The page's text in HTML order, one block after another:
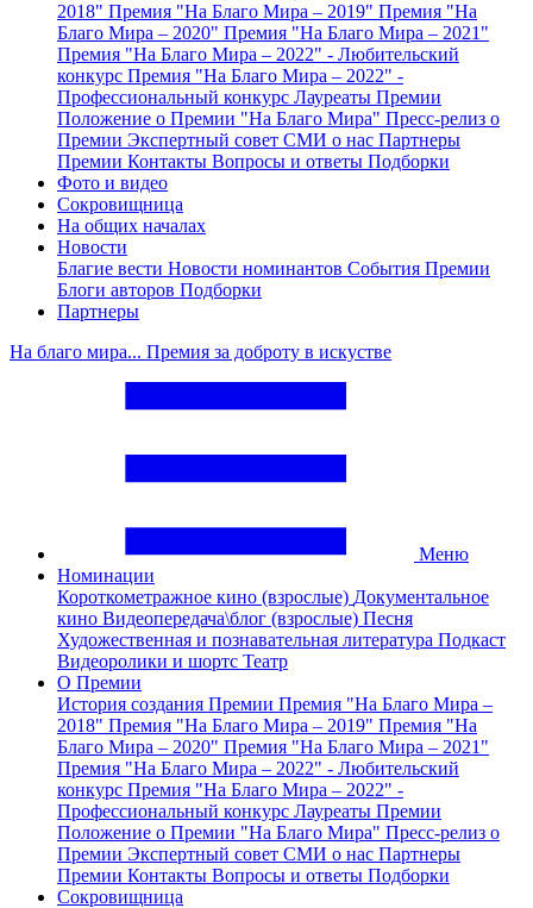
2018" Премия "На Благо Мира – 2019" Премия "На
Благо Мира – 2020" Премия "На Благо Мира – 2021"
Премия "На Благо Мира – 2022" - Любительский
конкурс Премия "На Благо Мира – 2022" -
Профессиональный конкурс Лауреаты Премии
Положение о Премии "На Благо Мира" Пресс-релиз о
Премии Экспертный совет СМИ о нас Партнеры
Премии Контакты Вопросы и ответы Подборки
Фото и видео
Сокровищница
На общих началах
Новости
Благие вести Новости номинантов События Премии
Блоги авторов Подборки
Партнеры
На благо мира... Премия за доброту в искустве
Меню
Номинации
Короткометражное кино (взрослые) Документальное
кино Видеопередача\блог (взрослые) Песня
Художественная и познавательная литература Подкаст
Видеоролики и шортс Театр
О Премии
История создания Премии Премия "На Благо Мира –
2018" Премия "На Благо Мира – 2019" Премия "На
Благо Мира – 2020" Премия "На Благо Мира – 2021"
Премия "На Благо Мира – 2022" - Любительский
конкурс Премия "На Благо Мира – 2022" -
Профессиональный конкурс Лауреаты Премии
Положение о Премии "На Благо Мира" Пресс-релиз о
Премии Экспертный совет СМИ о нас Партнеры
Премии Контакты Вопросы и ответы Подборки
Сокровищница